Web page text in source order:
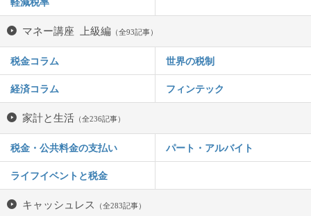
マネー講座 上級編 （全93記事）
税金コラム 世界の税制
経済コラム フィンテック
家計と生活 （全236記事）
税金・公共料金の支払い パート・アルバイト
ライフイベントと税金
キャッシュレス （全283記事）